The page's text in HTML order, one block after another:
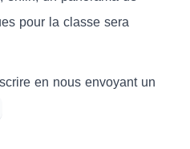
pour la classe sera
en nous envoyant un